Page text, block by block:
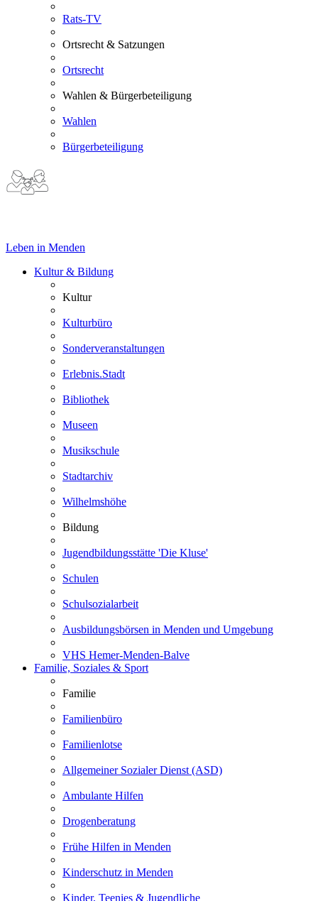
Rats-TV
Ortsrecht & Satzungen
Ortsrecht
Wahlen & Bürgerbeteiligung
Wahlen
Bürgerbeteiligung
Leben in Menden
Kultur & Bildung
Kultur
Kulturbüro
Sonderveranstaltungen
Erlebnis.Stadt
Bibliothek
Museen
Musikschule
Stadtarchiv
Wilhelmshöhe
Bildung
Jugendbildungsstätte 'Die Kluse'
Schulen
Schulsozialarbeit
Ausbildungsbörsen in Menden und Umgebung
VHS Hemer-Menden-Balve
Familie, Soziales & Sport
Familie
Familienbüro
Familienlotse
Allgemeiner Sozialer Dienst (ASD)
Ambulante Hilfen
Drogenberatung
Frühe Hilfen in Menden
Kinderschutz in Menden
Kinder, Teenies & Jugendliche